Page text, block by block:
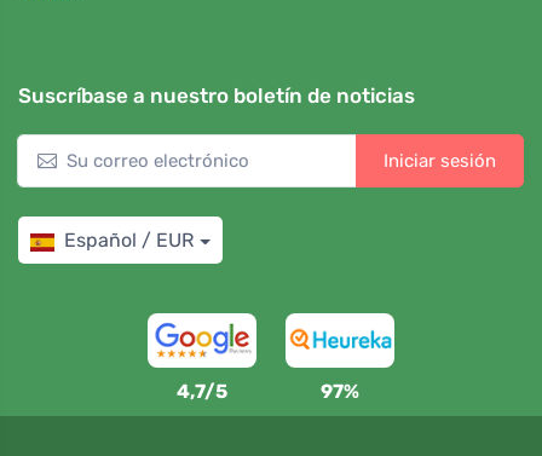
Suscríbase a nuestro boletín de noticias
Iniciar sesión
Español / EUR
4,7/5 97%